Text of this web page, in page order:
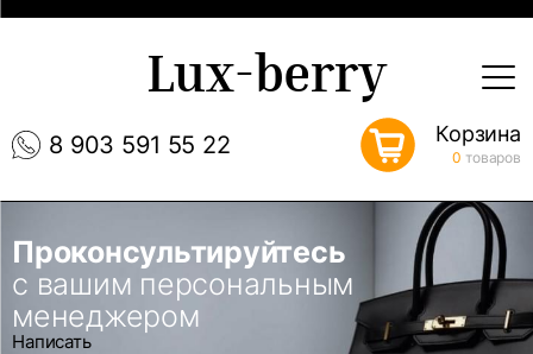
8 903 591 55 22
Lux-berry
Корзина
0 товаров
Проконсультируйтесь
с вашим персональным
менеджером
Написать